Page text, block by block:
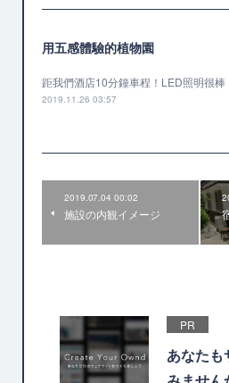
用五感體驗的植物園
距我們酒店10分鐘車程！LED照明很棒
2019.11.26 03:57
2019.07.04 00:02
施設の内観イメージ
PR
あなたも